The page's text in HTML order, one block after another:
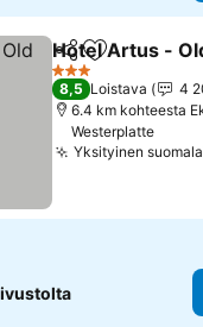
Jaa Lisää
Hotel Artus -
3 Tähtiluokitus
8,5 Loistava
4
6.4 km kohteesta
Westerplatte
Yksityinen